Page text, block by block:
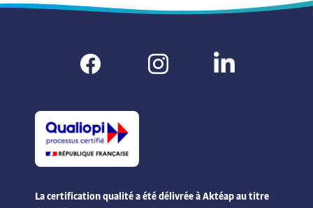
La certification qualité a été délivrée à Aktéap au titre